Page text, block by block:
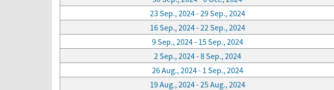
23 Sep., 2024 - 29 Sep., 2024
16 Sep., 2024 - 22 Sep., 2024
9 Sep., 2024 - 15 Sep., 2024
2 Sep., 2024 - 8 Sep., 2024
26 Aug., 2024 - 1 Sep., 2024
19 Aug., 2024 - 25 Aug., 2024